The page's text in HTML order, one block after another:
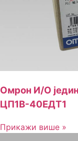
Омрон И/О
ЦП1В-40ЕДТ1
Прикажи више »